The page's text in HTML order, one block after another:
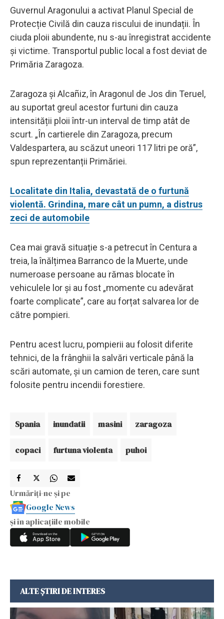
Guvernul Aragonului a activat Planul Special de
Protecție Civilă din cauza riscului de inundații. În
ciuda ploii abundente, nu s-au înregistrat accidente
și victime. Transportul public local a fost deviat de
Primăria Zaragoza.
Zaragoza și Alcañiz, în Aragonul de Jos din Teruel,
au suportat greul acestor furtuni din cauza
intensității ploii într-un interval de timp atât de
scurt. „În cartierele din Zaragoza, precum
Valdespartera, au scăzut uneori 117 litri pe oră”,
spun reprezentanții Primăriei.
Localitate din Italia, devastată de o furtună
violentă. Grindina, mare cât un pumn, a distrus
zeci de automobile
Cea mai gravă situație s-a petrecut în Centura a
treia, la înălțimea Barranco de la Muerte, unde
numeroase persoane au rămas blocate în
vehiculele lor și au fost „momente cu adevărat
foarte complicate”, care au forțat salvarea lor de
către pompieri.
Pentru acest lucru, pompierii au folosit diferite
tehnici, de la frânghii la salvări verticale până la
scări automate, și un camion de teren, care sunt
folosite pentru incendii forestiere.
Spania inundatii masini zaragoza
copaci furtuna violenta puhoi
Urmăriți-ne și pe
Google News
și în aplicațiile mobile
ALTE ȘTIRI DE INTERES